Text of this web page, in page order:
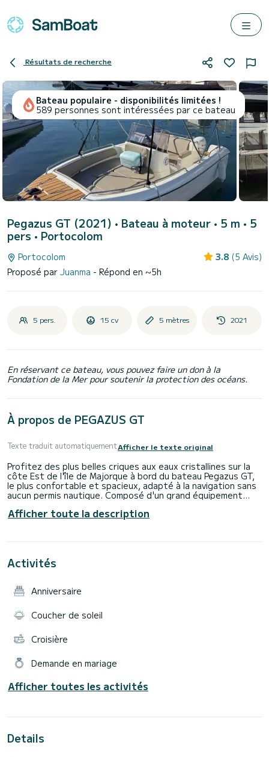
Résultats de recherche
Bateau populaire - disponibilités limitées !
589 personnes sont intéressées par ce bateau
Pegazus GT (2021) • Bateau à moteur • 5 m • 5
pers • Portocolom
Portocolom 3.8 (5 Avis)
Proposé par Juanma - Répond en ~5h
5 pers. 15 cv 5 mètres 2021
En réservant ce bateau, vous pouvez faire un don à la
Fondation de la Mer pour soutenir la protection des océans.
À propos de PEGAZUS GT
Texte traduit automatiquementAfficher le texte original
Profitez des plus belles criques aux eaux cristallines sur la
côte Est de l'île de Majorque à bord du bateau Pegazus GT,
le plus confortable et spacieux, adapté à la navigation sans
aucun permis nautique. Composé d'un grand équipement
Bluetooth, une ancre, une échelle de bain, une pompe de cale
automatique, un taud de soleil, une glacière, des gilets de
mer, etc., qui rendront votre expérience à bord plus
Afficher toute la description
Activités
Anniversaire
Coucher de soleil
Croisière
Demande en mariage
Afficher toutes les activités
Details